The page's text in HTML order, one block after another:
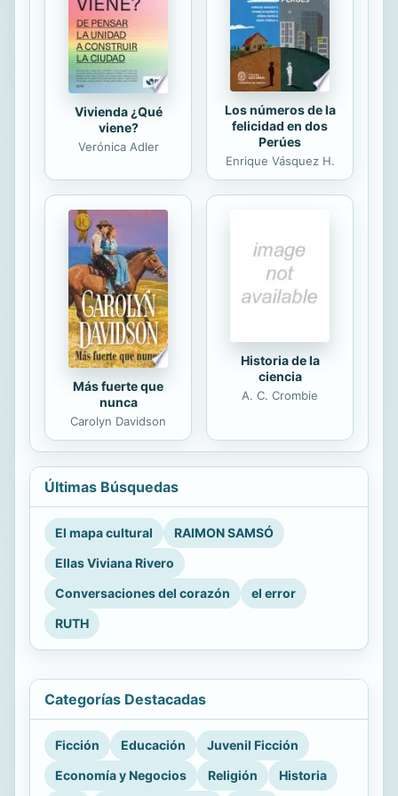
embargo, estas páginas te reservan
el secreto del hermosos...
Vivienda ¿Qué
viene?
Verónica Adler
Los números de la
felicidad en dos
Perúes
Enrique Vásquez H.
Más fuerte que
nunca
Carolyn Davidson
Historia de la
ciencia
A. C. Crombie
Últimas Búsquedas
El mapa cultural
RAIMON SAMSÓ
Ellas Viviana Rivero
Conversaciones del corazón
el error
RUTH
Categorías Destacadas
Ficción Educación
Juvenil Ficción
Economía y Negocios
Religión Historia